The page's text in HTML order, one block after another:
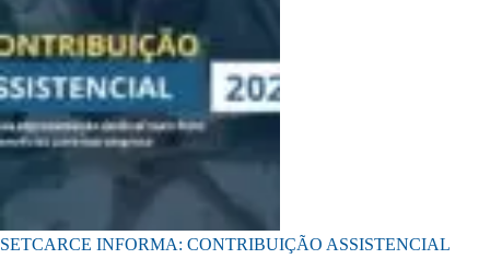
SETCARCE INFORMA: CONTRIBUIÇÃO ASSISTENCIAL